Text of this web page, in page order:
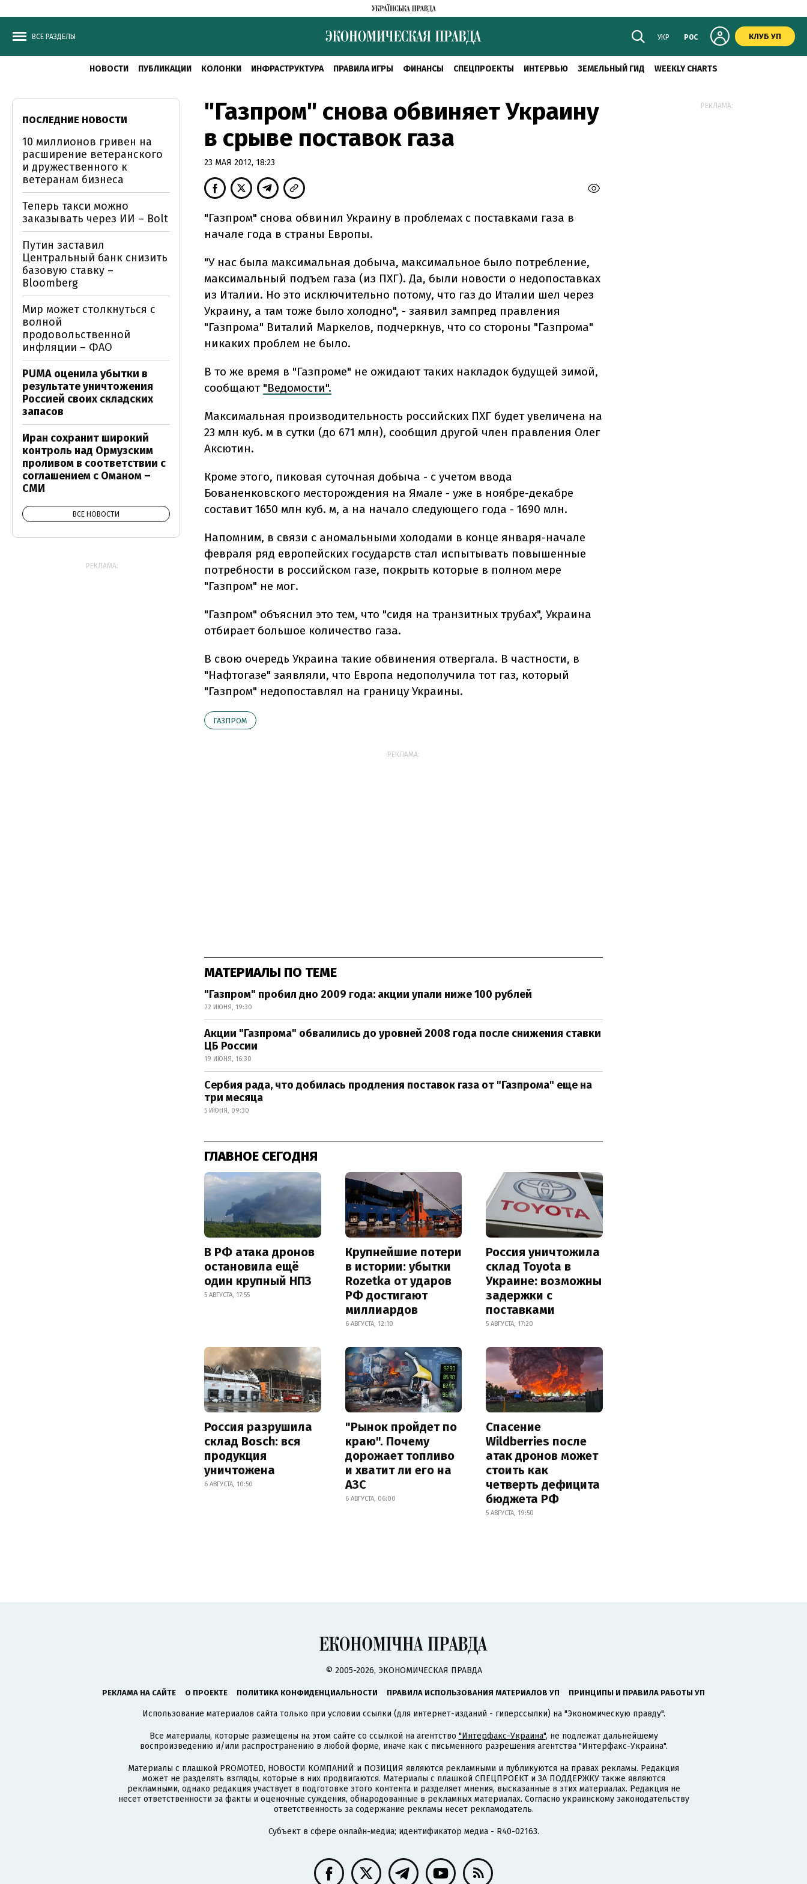
ВСЕ РАЗДЕЛЫ УКР РОС КЛУБ УП
НОВОСТИ ПУБЛИКАЦИИ КОЛОНКИ ИНФРАСТРУКТУРА ПРАВИЛА ИГРЫ ФИНАНСЫ СПЕЦПРОЕКТЫ ИНТЕРВЬЮ ЗЕМЕЛЬНЫЙ ГИД WEEKLY CHARTS
"Газпром" снова обвиняет Украину
в срыве поставок газа
23 МАЯ 2012, 18:23
"Газпром" снова обвинил Украину в проблемах с поставками газа в
начале года в страны Европы.
"У нас была максимальная добыча, максимальное было потребление,
максимальный подъем газа (из ПХГ). Да, были новости о недопоставках
из Италии. Но это исключительно потому, что газ до Италии шел через
Украину, а там тоже было холодно", - заявил зампред правления
"Газпрома" Виталий Маркелов, подчеркнув, что со стороны "Газпрома"
никаких проблем не было.
В то же время в "Газпроме" не ожидают таких накладок будущей зимой,
сообщают "Ведомости".
Максимальная производительность российских ПХГ будет увеличена на
23 млн куб. м в сутки (до 671 млн), сообщил другой член правления Олег
Аксютин.
Кроме этого, пиковая суточная добыча - с учетом ввода
Бованенковского месторождения на Ямале - уже в ноябре-декабре
составит 1650 млн куб. м, а на начало следующего года - 1690 млн.
Напомним, в связи с аномальными холодами в конце января-начале
февраля ряд европейских государств стал испытывать повышенные
потребности в российском газе, покрыть которые в полном мере
"Газпром" не мог.
"Газпром" объяснил это тем, что "сидя на транзитных трубах", Украина
отбирает большое количество газа.
В свою очередь Украина такие обвинения отвергала. В частности, в
"Нафтогазе" заявляли, что Европа недополучила тот газ, который
"Газпром" недопоставлял на границу Украины.
ГАЗПРОМ
РЕКЛАМА:
МАТЕРИАЛЫ ПО ТЕМЕ
"Газпром" пробил дно 2009 года: акции упали ниже 100 рублей
22 ИЮНЯ, 19:30
Акции "Газпрома" обвалились до уровней 2008 года после снижения ставки
ЦБ России
19 ИЮНЯ, 16:30
Сербия рада, что добилась продления поставок газа от "Газпрома" еще на
три месяца
5 ИЮНЯ, 09:30
ГЛАВНОЕ СЕГОДНЯ
В РФ атака дронов
остановила ещё
один крупный НПЗ
5 АВГУСТА, 17:55
Крупнейшие потери
в истории: убытки
Rozetka от ударов
РФ достигают
миллиардов
6 АВГУСТА, 12:10
Россия уничтожила
склад Toyota в
Украине: возможны
задержки с
поставками
5 АВГУСТА, 17:20
Россия разрушила
склад Bosch: вся
продукция
уничтожена
6 АВГУСТА, 10:50
"Рынок пройдет по
краю". Почему
дорожает топливо
и хватит ли его на
АЗС
6 АВГУСТА, 06:00
Спасение
Wildberries после
атак дронов может
стоить как
четверть дефицита
бюджета РФ
5 АВГУСТА, 19:50
ПОСЛЕДНИЕ НОВОСТИ
10 миллионов гривен на
расширение ветеранского
и дружественного к
ветеранам бизнеса
Теперь такси можно
заказывать через ИИ – Bolt
Путин заставил
Центральный банк снизить
базовую ставку –
Bloomberg
Мир может столкнуться с
волной
продовольственной
инфляции – ФАО
PUMA оценила убытки в
результате уничтожения
Россией своих складских
запасов
Иран сохранит широкий
контроль над Ормузским
проливом в соответствии с
соглашением с Оманом –
СМИ
ВСЕ НОВОСТИ
РЕКЛАМА:
РЕКЛАМА:
© 2005-2026, ЭКОНОМИЧЕСКАЯ ПРАВДА
РЕКЛАМА НА САЙТЕ О ПРОЕКТЕ ПОЛИТИКА КОНФИДЕНЦИАЛЬНОСТИ ПРАВИЛА ИСПОЛЬЗОВАНИЯ МАТЕРИАЛОВ УП ПРИНЦИПЫ И ПРАВИЛА РАБОТЫ УП
Использование материалов сайта только при условии ссылки (для интернет-изданий - гиперссылки) на "Экономическую правду".
Все материалы, которые размещены на этом сайте со ссылкой на агентство "Интерфакс-Украина", не подлежат дальнейшему
воспроизведению и/или распространению в любой форме, иначе как с письменного разрешения агентства "Интерфакс-Украина".
Материалы с плашкой PROMOTED, НОВОСТИ КОМПАНИЙ и ПОЗИЦИЯ являются рекламными и публикуются на правах рекламы. Редакция
может не разделять взгляды, которые в них продвигаются. Материалы с плашкой СПЕЦПРОЕКТ и ЗА ПОДДЕРЖКУ также являются
рекламными, однако редакция участвует в подготовке этого контента и разделяет мнения, высказанные в этих материалах. Редакция не
несет ответственности за факты и оценочные суждения, обнародованные в рекламных материалах. Согласно украинскому законодательству
ответственность за содержание рекламы несет рекламодатель.
Субъект в сфере онлайн-медиа; идентификатор медиа - R40-02163.